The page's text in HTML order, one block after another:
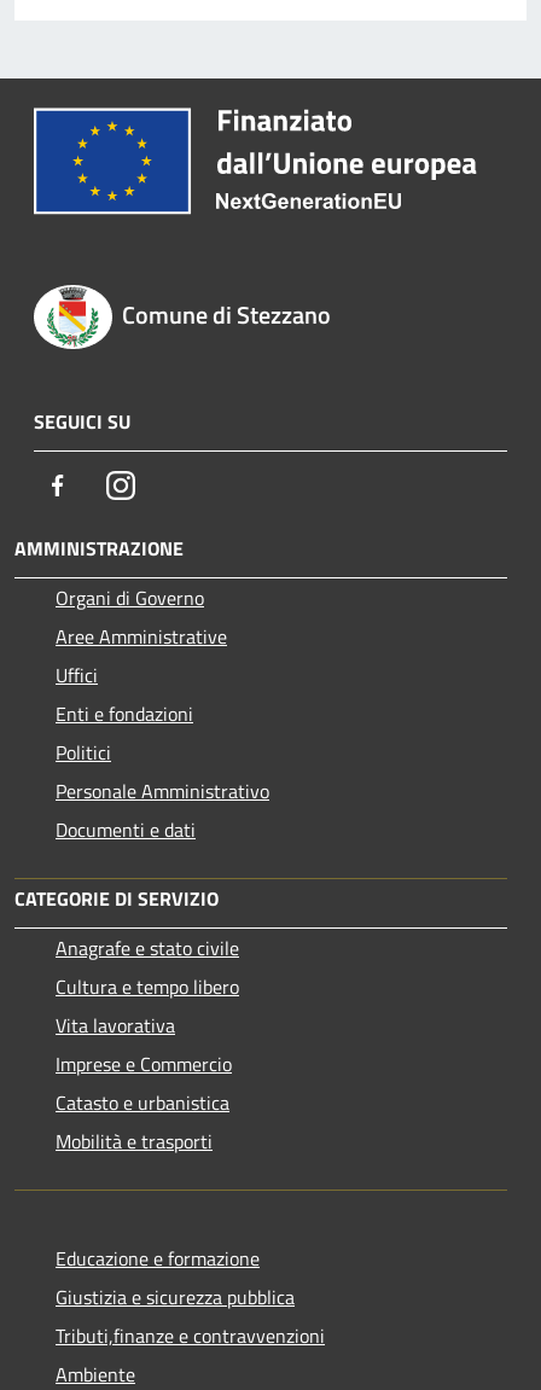
Comune di Stezzano
SEGUICI SU
FacebookInstagram
AMMINISTRAZIONE
Organi di Governo
Aree Amministrative
Uffici
Enti e fondazioni
Politici
Personale Amministrativo
Documenti e dati
CATEGORIE DI SERVIZIO
Anagrafe e stato civile
Cultura e tempo libero
Vita lavorativa
Imprese e Commercio
Catasto e urbanistica
Mobilità e trasporti
Educazione e formazione
Giustizia e sicurezza pubblica
Tributi,finanze e contravvenzioni
Ambiente